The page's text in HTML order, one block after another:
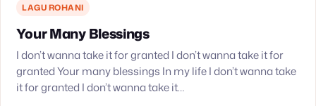
LAGU ROHANI
Your Many Blessings
I don’t wanna take it for granted I don’t wanna take it for
granted Your many blessings In my life I don’t wanna take
it for granted I don’t wanna take it…